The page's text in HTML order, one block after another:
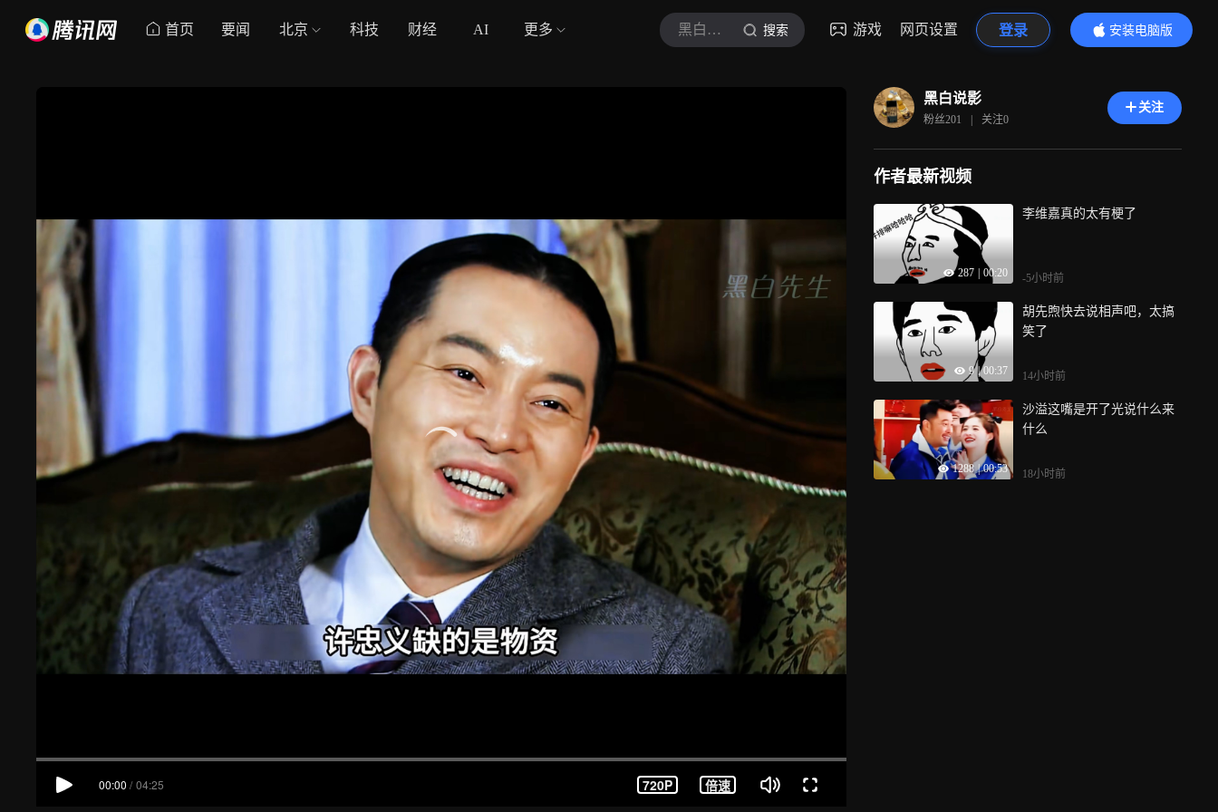
首页 要闻 北京 科技 财经 AI 更多 黑白说影 搜索 游戏 网页设置 登录
安装电脑版
内容更精彩
00:00 / 04:25 720P 倍速
黑白说影
粉丝201 | 关注0
关注
作者最新视频
287 00:20
李维嘉真的太有梗了
-5小时前
9 | 00:37
胡先煦快去说相声吧，太搞
笑了
14小时前
1288 | 00:53
沙溢这嘴是开了光说什么来
什么
18小时前